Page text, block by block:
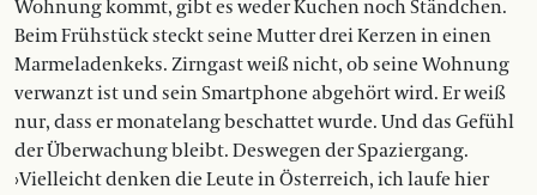
Wohnung kommt, gibt es weder Kuchen noch Ständchen.
Beim Frühstück steckt seine Mutter drei Kerzen in einen
Marmeladenkeks. Zirngast weiß nicht, ob seine Wohnung
verwanzt ist und sein Smartphone abgehört wird. Er weiß
nur, dass er monatelang beschattet wurde. Und das Gefühl
der Überwachung bleibt. Deswegen der Spaziergang.
›Vielleicht denken die Leute in Österreich, ich laufe hier